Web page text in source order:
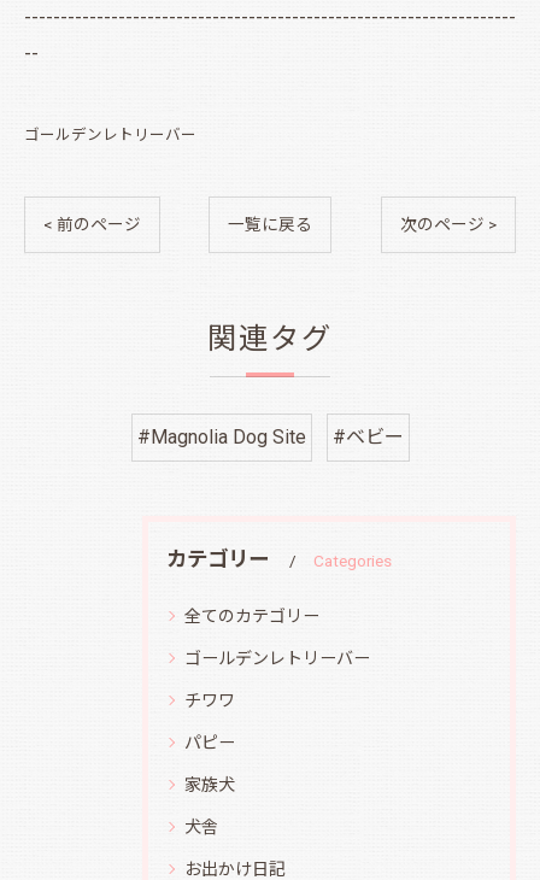
--------------------------------------------------------------------
--
ゴールデンレトリーバー
< 前のページ 一覧に戻る 次のページ >
関連タグ
#Magnolia Dog Site #ベビー
カテゴリー Categories
全てのカテゴリー
ゴールデンレトリーバー
チワワ
パピー
家族犬
犬舎
お出かけ日記